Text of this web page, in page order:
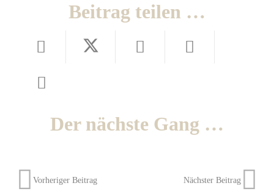
Beitrag teilen …
Der nächste Gang …
Vorheriger Beitrag Nächster Beitrag